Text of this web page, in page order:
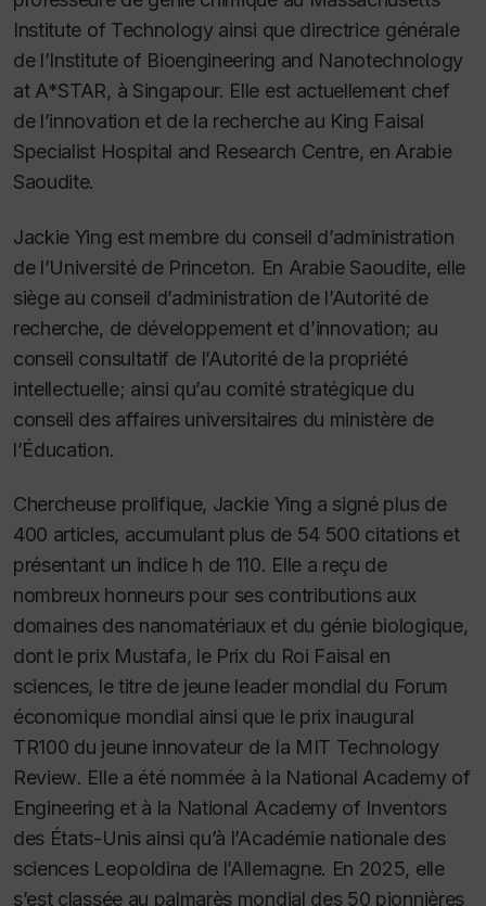
Institute of Technology ainsi que directrice générale
de l’Institute of Bioengineering and Nanotechnology
at A*STAR, à Singapour. Elle est actuellement chef
de l’innovation et de la recherche au King Faisal
Specialist Hospital and Research Centre, en Arabie
Saoudite.
Jackie Ying est membre du conseil d’administration
de l’Université de Princeton. En Arabie Saoudite, elle
siège au conseil d’administration de l’Autorité de
recherche, de développement et d’innovation; au
conseil consultatif de l’Autorité de la propriété
intellectuelle; ainsi qu’au comité stratégique du
conseil des affaires universitaires du ministère de
l’Éducation.
Chercheuse prolifique, Jackie Ying a signé plus de
400 articles, accumulant plus de 54 500 citations et
présentant un indice h de 110. Elle a reçu de
nombreux honneurs pour ses contributions aux
domaines des nanomatériaux et du génie biologique,
dont le prix Mustafa, le Prix du Roi Faisal en
sciences, le titre de jeune leader mondial du Forum
économique mondial ainsi que le prix inaugural
TR100 du jeune innovateur de la MIT Technology
Review. Elle a été nommée à la National Academy of
Engineering et à la National Academy of Inventors
des États-Unis ainsi qu’à l’Académie nationale des
sciences Leopoldina de l’Allemagne. En 2025, elle
s’est classée au palmarès mondial des 50 pionnières